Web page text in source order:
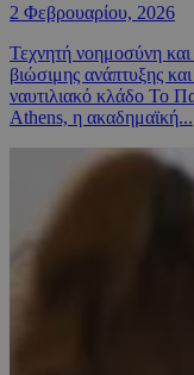
2 Φεβρουαρίου, 2026
Τεχνητή νοημοσύνη
βιώσιμης ανάπτυξης
ναυτιλιακό κλάδο Το
Athens, η ακαδημαϊκή...